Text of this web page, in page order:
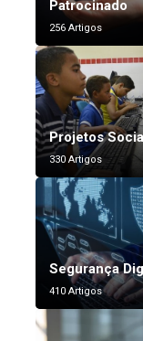
Patrocinado
256 Artigos
Projetos
330 Artigos
Segurança
410 Artigos